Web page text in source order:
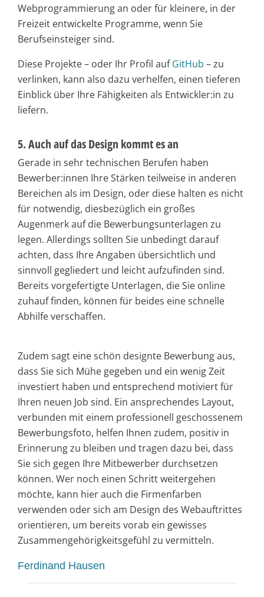
Webprogrammierung an oder für kleinere, in der
Freizeit entwickelte Programme, wenn Sie
Berufseinsteiger sind.
Diese Projekte – oder Ihr Profil aufGitHub – zu
verlinken, kann also dazu verhelfen, einen tieferen
Einblick über Ihre Fähigkeiten als Entwickler:in zu
liefern.
5. Auch auf das Design kommt es an
Gerade in sehr technischen Berufen haben
Bewerber:innen Ihre Stärken teilweise in anderen
Bereichen als im Design, oder diese halten es nicht
für notwendig, diesbezüglich ein großes
Augenmerk auf die Bewerbungsunterlagen zu
legen. Allerdings sollten Sie unbedingt darauf
achten, dass Ihre Angaben übersichtlich und
sinnvoll gegliedert und leicht aufzufinden sind.
Bereits vorgefertigte Unterlagen, die Sie online
zuhauf finden, können für beides eine schnelle
Abhilfe verschaffen.
Zudem sagt eine schön designte Bewerbung aus,
dass Sie sich Mühe gegeben und ein wenig Zeit
investiert haben und entsprechend motiviert für
Ihren neuen Job sind. Ein ansprechendes Layout,
verbunden mit einem professionell geschossenem
Bewerbungsfoto, helfen Ihnen zudem, positiv in
Erinnerung zu bleiben und tragen dazu bei, dass
Sie sich gegen Ihre Mitbewerber durchsetzen
können. Wer noch einen Schritt weitergehen
möchte, kann hier auch die Firmenfarben
verwenden oder sich am Design des Webauftrittes
orientieren, um bereits vorab ein gewisses
Zusammengehörigkeitsgefühl zu vermitteln.
Ferdinand Hausen